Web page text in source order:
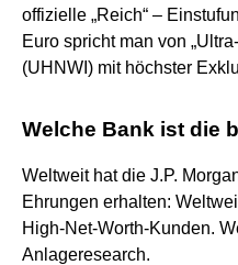
offizielle „Reich“ –
Euro spricht man von
(UHNWI) mit höchster
Welche Bank ist die
Weltweit hat die J.P.
Ehrungen erhalten:
High-Net-Worth-Kunden.
Anlageresearch.